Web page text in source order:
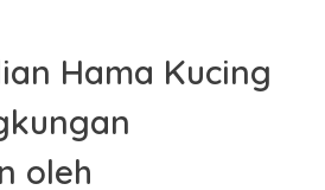
Hama Kucing
oleh